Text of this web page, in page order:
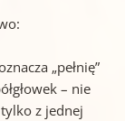
„pełnię”
– nie
z jednej